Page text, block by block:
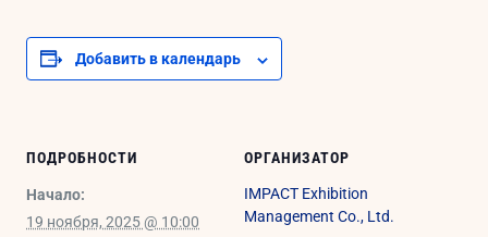
Добавить в календарь
ПОДРОБНОСТИ
Начало:
19 ноября, 2025 @ 10:00
ОРГАНИЗАТОР
IMPACT Exhibition
Management Co., Ltd.